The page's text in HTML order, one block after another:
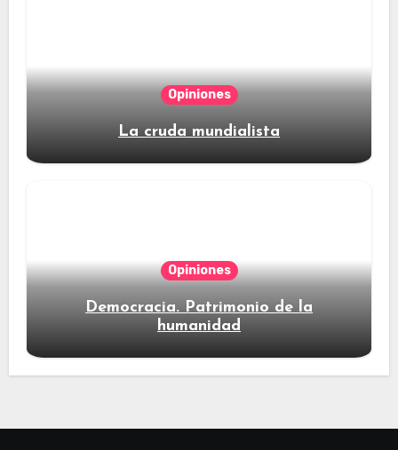
Opiniones
La cruda mundialista
Opiniones
Democracia. Patrimonio de la
humanidad